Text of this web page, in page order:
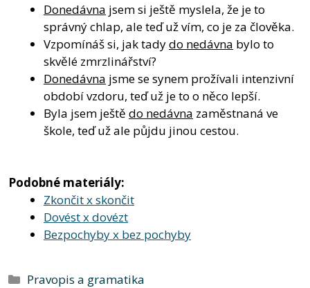
Donedávna jsem si ještě myslela, že je to
správný chlap, ale teď už vím, co je za člověka.
Vzpomínáš si, jak tadydo nedávna bylo to
skvělé zmrzlinářství?
Donedávna jsme se synem prožívali intenzivní
období vzdoru, teď už je to o něco lepší.
Byla jsem ještě do nedávna zaměstnaná ve
škole, teď už ale půjdu jinou cestou.
Podobné materiály:
Zkončit x skončit
Dovést x dovézt
Bezpochyby x bez pochyby
Rubriky
Pravopis a gramatika